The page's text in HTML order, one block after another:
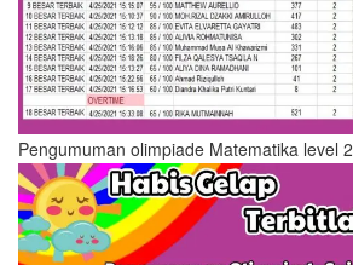
Pengumuman olimpiade Matematika level 2